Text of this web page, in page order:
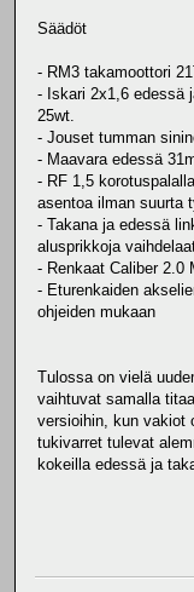
Säädöt
- RM3 takamoottori
- Iskari 2x1,6 edessä
25wt.
- Jouset tumman
- Maavara edessä
- RF 1,5
asentoa ilman suurta
- Takana ja edessä
alusprikkoja
- Renkaat Caliber 2.0
- Eturenkaiden
ohjeiden mukaan
Tulossa on vielä
vaihtuvat samalla
versioihin, kun vakiot
tukivarret tulevat
kokeilla edessä ja